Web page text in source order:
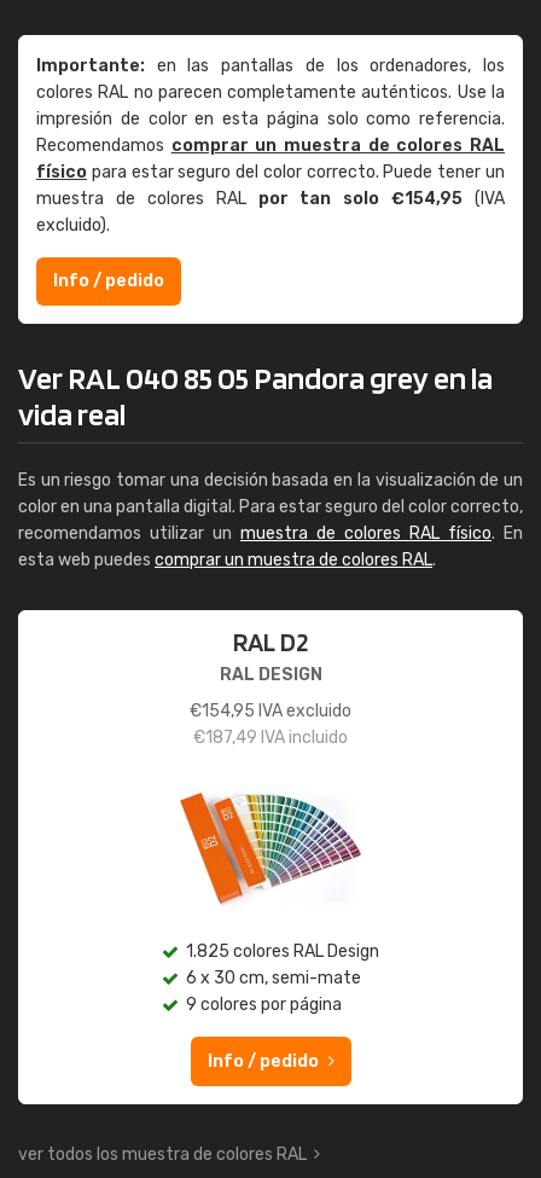
Importante: en las pantallas de los ordenadores, los
colores RAL no parecen completamente auténticos. Use la
impresión de color en esta página solo como referencia.
Recomendamos comprar un muestra de colores RAL
físico para estar seguro del color correcto. Puede tener un
muestra de colores RAL por tan solo €154,95 (IVA
excluido).
Info / pedido
Ver RAL 040 85 05 Pandora grey en la
vida real
Es un riesgo tomar una decisión basada en la visualización de un
color en una pantalla digital. Para estar seguro del color correcto,
recomendamos utilizar un muestra de colores RAL físico. En
esta web puedes comprar un muestra de colores RAL.
RAL D2
RAL DESIGN
€154,95 IVA excluido
€187,49 IVA incluido
1.825 colores RAL Design
6 x 30 cm, semi-mate
9 colores por página
Info / pedido
ver todos los muestra de colores RAL